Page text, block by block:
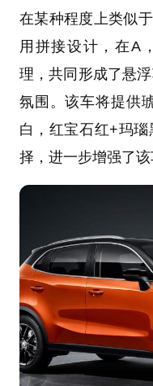
在某种程度上类似
用拼接设计，在A
理，共同形成了悬
氛围。该车将提供
白，红宝石红+玛
择，进一步增强了该